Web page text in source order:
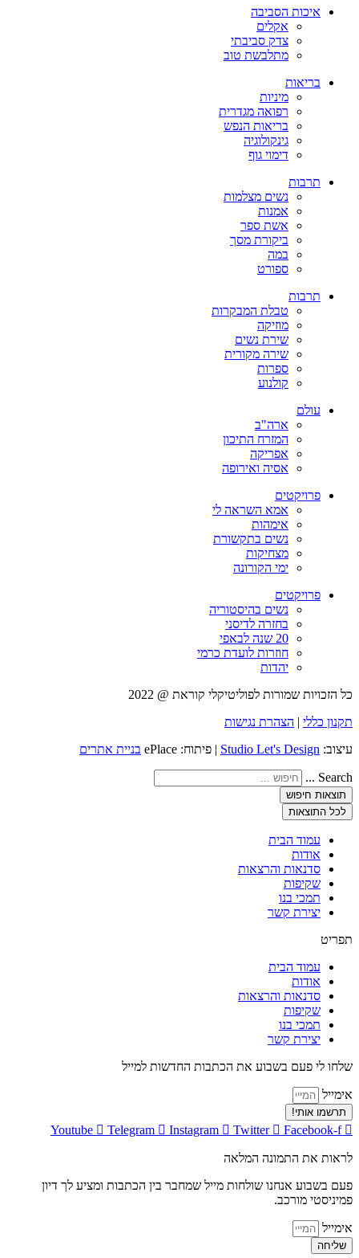
איכות הסביבה
אקלים
צדק סביבתי
מתלבשת טוב
בריאות
מיניות
רפואה מגדרית
בריאות הנפש
גינקולוגיה
דימוי גוף
תרבות
נשים מצלמות
אמנות
אשת ספר
ביקורת מסך
במה
ספורט
תרבות
טבלת המבקרות
מוזיקה
שירת נשים
שירה מקורית
ספרות
קולנוע
עולם
ארה"ב
המזרח התיכון
אפריקה
אסיה ואירופה
פרויקטים
אמא השראה לי
אימהות
נשים בתקשורת
מצחיקות
ימי הקורונה
פרויקטים
נשים בהיסטוריה
בחזרה לדיסני
20 שנה לבאפי
חוזרות לועדת כרמי
יהדות
כל הזכויות שמורות לפוליטיקלי קוראת @ 2022
תקנון כללי | הצהרת נגישות
עיצוב: Studio Let's Design | פיתוח: ePlace בניית אתרים
Search ...
תוצאות חיפוש
לכל התוצאות
עמוד הבית
אודות
סדנאות והרצאות
שקיפות
תמכי בנו
יצירת קשר
תפריט
עמוד הבית
אודות
סדנאות והרצאות
שקיפות
תמכי בנו
יצירת קשר
שלחו לי פעם בשבוע את הכתבות החדשות למייל
אימייל
תרשמו אותי!
Youtube Telegram Instagram Twitter Facebook-f
לראות את התמונה המלאה
פעם בשבוע אנחנו שולחות מייל שמחבר בין הכתבות ומציע לך דיון
פמיניסטי מורכב.
אימייל
שליחה